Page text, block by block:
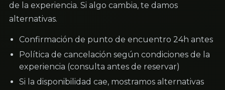
de la experiencia. Si algo cambia, te damos
alternativas.
Confirmación de punto de encuentro 24h antes
Política de cancelación según condiciones de la
experiencia (consulta antes de reservar)
Si la disponibilidad cae, mostramos alternativas